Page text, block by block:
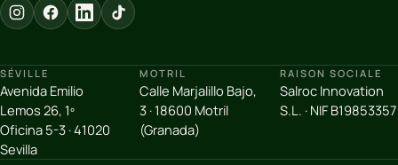
SÉVILLE
Avenida Emilio
Lemos 26, 1º
Oficina 5-3 · 41020
Sevilla
MOTRIL
Calle Marjalillo Bajo,
3 · 18600 Motril
(Granada)
RAISON SOCIALE
Salroc Innovation
S.L. · NIF B19853357